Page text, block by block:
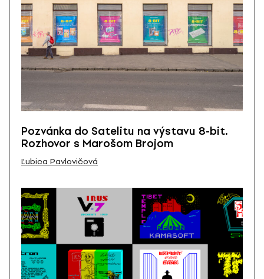
Pozvánka do Satelitu na výstavu 8-bit.
Rozhovor s Marošom Brojom
Ľubica Pavlovičová